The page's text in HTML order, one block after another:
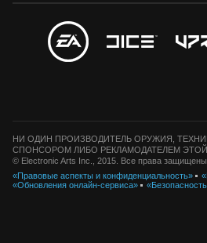
НИ ОДИН ПРОИЗВОДИТЕЛЬ ОРУЖИЯ,
СПОНСОРОМ ЛИБО РЕКЛАМОДАТЕЛЕМ
© Electronic Arts Inc., 2015. Все права
«Правовые аспекты и конфиденциальность»
«Обновления онлайн-сервиса»